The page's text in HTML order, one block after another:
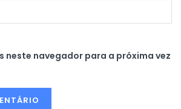
neste navegador para a próxima vez